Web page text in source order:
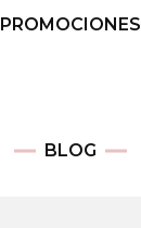
PROMOCIONES
BLOG